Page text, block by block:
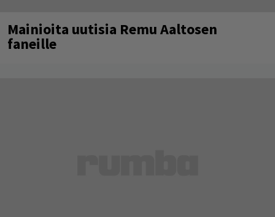
Mainioita uutisia Remu Aaltosen
faneille